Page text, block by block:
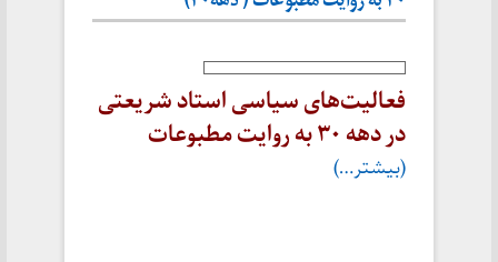
فعالیت‌های سیاسی استاد شریعتی
در دهه ۳۰ به روایت مطبوعات
(بیشتر…)